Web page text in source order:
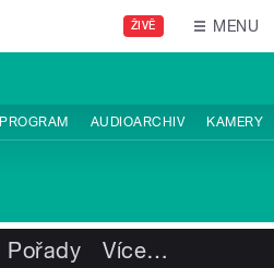
ŽIVĚ MENU
PROGRAM AUDIOARCHIV KAMERY
Pořady Více…